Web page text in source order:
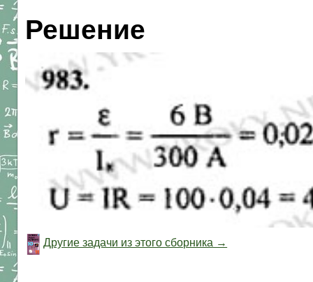
Решение
Другие задачи из этого сборника →